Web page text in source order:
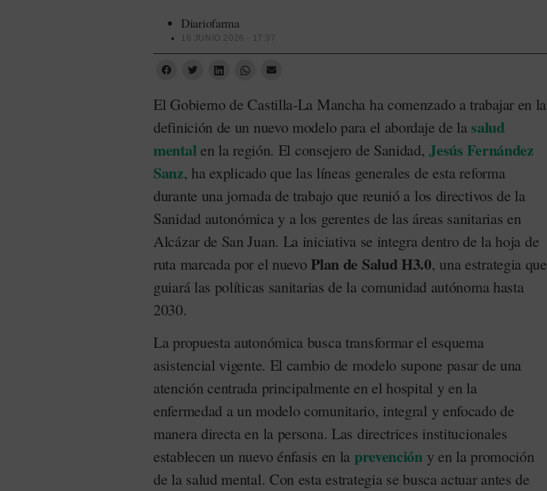
Diariofarma
16 JUNIO 2026 - 17:37
El Gobierno de Castilla-La Mancha ha comenzado a trabajar en la
definición de un nuevo modelo para el abordaje de lasalud
mentalen la región. El consejero de Sanidad,Jesús Fernández
Sanz, ha explicado que las líneas generales de esta reforma
durante una jornada de trabajo que reunió a los directivos de la
Sanidad autonómica y a los gerentes de las áreas sanitarias en
Alcázar de San Juan. La iniciativa se integra dentro de la hoja de
ruta marcada por el nuevoPlan de Salud H3.0, una estrategia que
guiará las políticas sanitarias de la comunidad autónoma hasta
2030.
La propuesta autonómica busca transformar el esquema
asistencial vigente. El cambio de modelo supone pasar de una
atención centrada principalmente en el hospital y en la
enfermedad a un modelo comunitario, integral y enfocado de
manera directa en la persona. Las directrices institucionales
establecen un nuevo énfasis en la prevencióny en la promoción
de la salud mental. Con esta estrategia se busca actuar antes de